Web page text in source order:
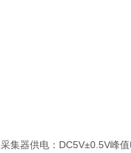
集器供电：DC5V±0.5V峰值